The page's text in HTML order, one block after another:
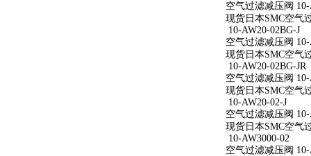
空气过滤减压阀 10-
现货日本SMC空气
10-AW20-02BG-J
空气过滤减压阀 10-
现货日本SMC空气
10-AW20-02BG-JR
空气过滤减压阀 10-
现货日本SMC空气
10-AW20-02-J
空气过滤减压阀 10-
现货日本SMC空气
10-AW3000-02
空气过滤减压阀 10-